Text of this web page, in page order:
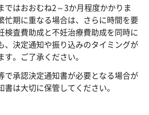
ではおおむね2～3か月程度かかりま
忙期に重なる場合は、さらに時間を要
検査費助成と不妊治療費助成を同時に
、決定通知や振り込みのタイミングが
。ご了承ください。
で承認決定通知書が必要となる場合が
は大切に保管してください。